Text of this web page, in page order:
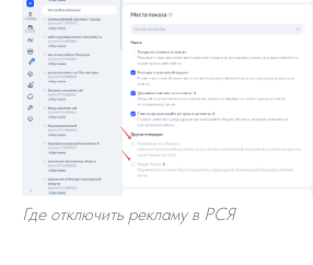
Где отключить рекламу в РСЯ